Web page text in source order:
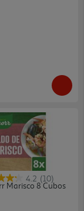
4.2 (10)
Marisco 8 Cubos